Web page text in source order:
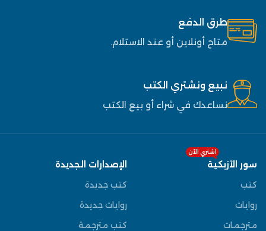
طرق الدفع
متاح أونلاين أو عند الاستلام.
نبيع ونشتري الكتب
نساعدك في شراء أو بيع الكتب
سور الأزبكية
اشتري الآن
كتب
روايات
مترجمات
الإصدارات الجديدة
كتب جديدة
روايات جديدة
كتب مترجمة